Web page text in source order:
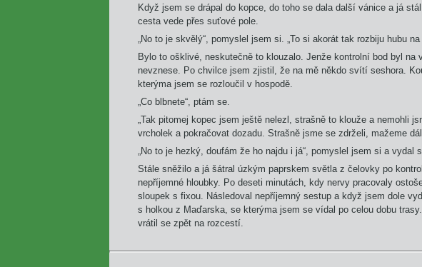
Když jsem se drápal do kopce, do toho se dala další vánice a já
cesta vede přes suťové pole.
„No to je skvělý“, pomyslel jsem si. „To si akorát tak rozbiju hubu
Bylo to ošklivé, neskutečně to klouzalo. Jenže kontrolní bod byl na
nevznese. Po chvilce jsem zjistil, že na mě někdo svítí seshora.
kterýma jsem se rozloučil v hospodě.
„Co blbnete“, ptám se.
„Tak pitomej kopec jsem ještě nelezl, strašně to klouže a nemohli
vrcholek a pokračovat dozadu. Strašně jsme se zdrželi, mažeme
„No to je hezký, doufám že ho najdu i já“, pomyslel jsem si a vydal
Stále sněžilo a já šátral úzkým paprskem světla z čelovky po
nepříjemné hloubky. Po deseti minutách, kdy nervy pracovaly
sloupek s fixou. Následoval nepříjemný sestup a když jsem dole
s holkou z Maďarska, se kterýma jsem se vídal po celou dobu
vrátil se zpět na rozcestí.